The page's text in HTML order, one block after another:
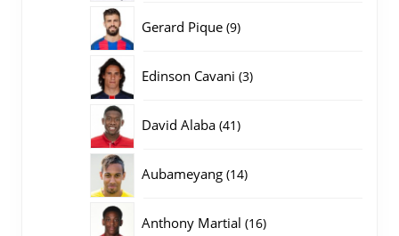
Gerard Pique 99
Edinson Cavani 33
David Alaba 4141
Aubameyang 1414
Anthony Martial 1616